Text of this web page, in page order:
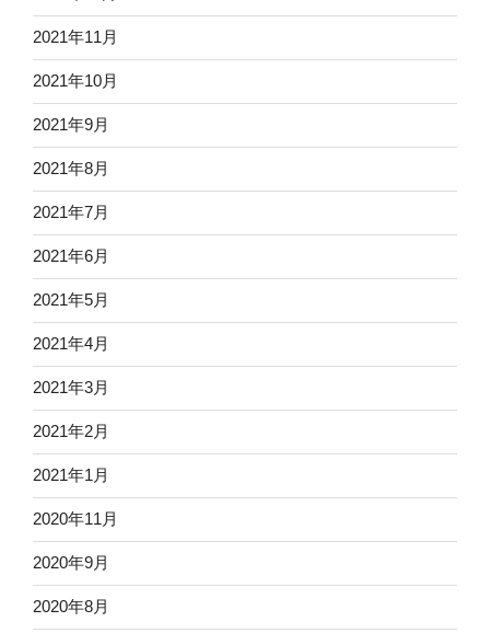
2021年11月
2021年10月
2021年9月
2021年8月
2021年7月
2021年6月
2021年5月
2021年4月
2021年3月
2021年2月
2021年1月
2020年11月
2020年9月
2020年8月